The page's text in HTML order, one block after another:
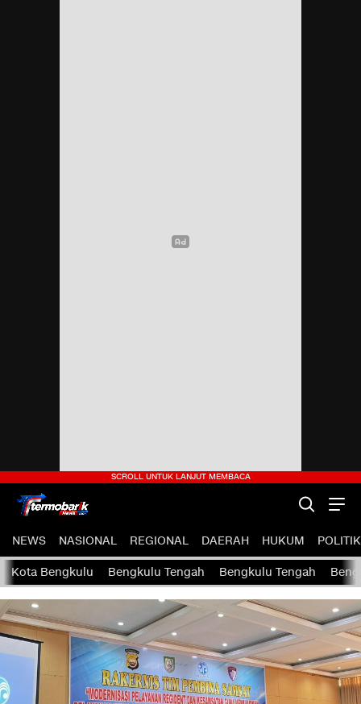
NEWS NASIONAL REGIONAL DAERAH HUKUM POLITIK
Kota Bengkulu Bengkulu Tengah Bengkulu Tengah